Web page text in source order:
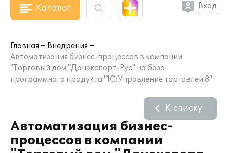
Каталог Вход
Главная
Внедрения
Автоматизация бизнес-процессов в компании
"Торговый дом "Данэкспорт-Рус" на базе
программного продукта "1С:Управление торговлей 8"
Автоматизация бизнес-
процессов в компании
К списку